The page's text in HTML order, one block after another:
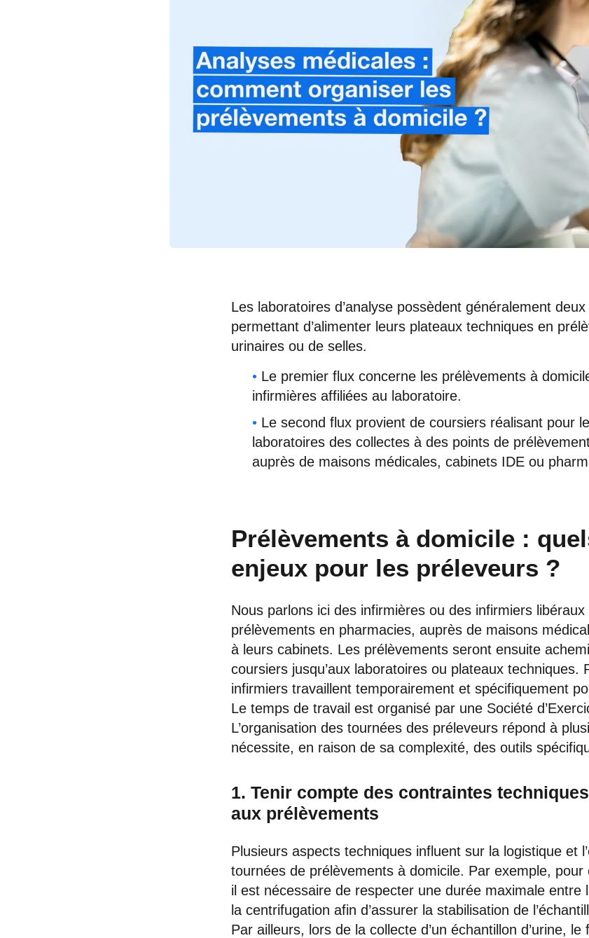
Les laboratoires d’analyse possèdent généralement
permettant d’alimenter leurs plateaux techniques en
urinaires ou de selles.
Le premier flux concerne les prélèvements à
infirmières affiliées au laboratoire.
Le second flux provient de coursiers réalisant pour
laboratoires des collectes à des points de
auprès de maisons médicales, cabinets IDE ou
Prélèvements à domicile :
enjeux pour les préleveurs ?
Nous parlons ici des infirmières ou des infirmiers
prélèvements en pharmacies, auprès de maisons
à leurs cabinets. Les prélèvements seront ensuite
coursiers jusqu’aux laboratoires ou plateaux techniques.
infirmiers travaillent temporairement et spécifiquement
Le temps de travail est organisé par une Société
L’organisation des tournées des préleveurs répond à
nécessite, en raison de sa complexité, des outils
1. Tenir compte des contraintes
aux prélèvements
Plusieurs aspects techniques influent sur la logistique et
tournées de prélèvements à domicile. Par exemple, pour
il est nécessaire de respecter une durée maximale entre
la centrifugation afin d’assurer la stabilisation de
Par ailleurs, lors de la collecte d’un échantillon d’urine,